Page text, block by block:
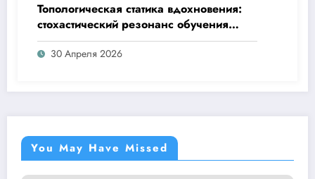
Топологическая статика вдохновения:
стохастический резонанс обучения
навыкам при пороговом значении
30 Апреля 2026
You May Have Missed